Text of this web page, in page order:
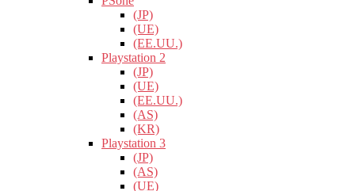
(JP)
(UE)
(EE.UU.)
Playstation 2
(JP)
(UE)
(EE.UU.)
(AS)
(KR)
Playstation 3
(JP)
(AS)
(UE)